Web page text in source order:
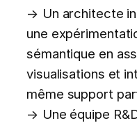
→ Un architecte
une
sémantique en
visualisations et
même support
→ Une équipe